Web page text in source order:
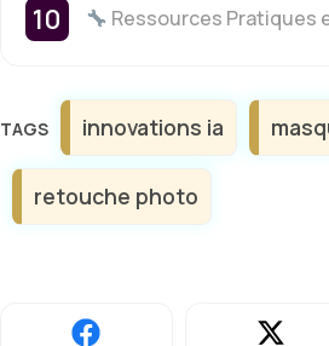
Ressources Pratiques
Étiquettes
innovations ia
retouche photo